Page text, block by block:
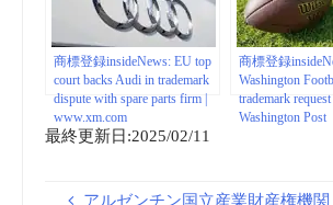
商標登録insideNews: EU top
court backs Audi in trademark
dispute with spare parts firm |
www.xm.com
商標登録
Washington
trademark
Washington Post
最終更新日:2025/02/11
アルゼンチン国立産業財産権機